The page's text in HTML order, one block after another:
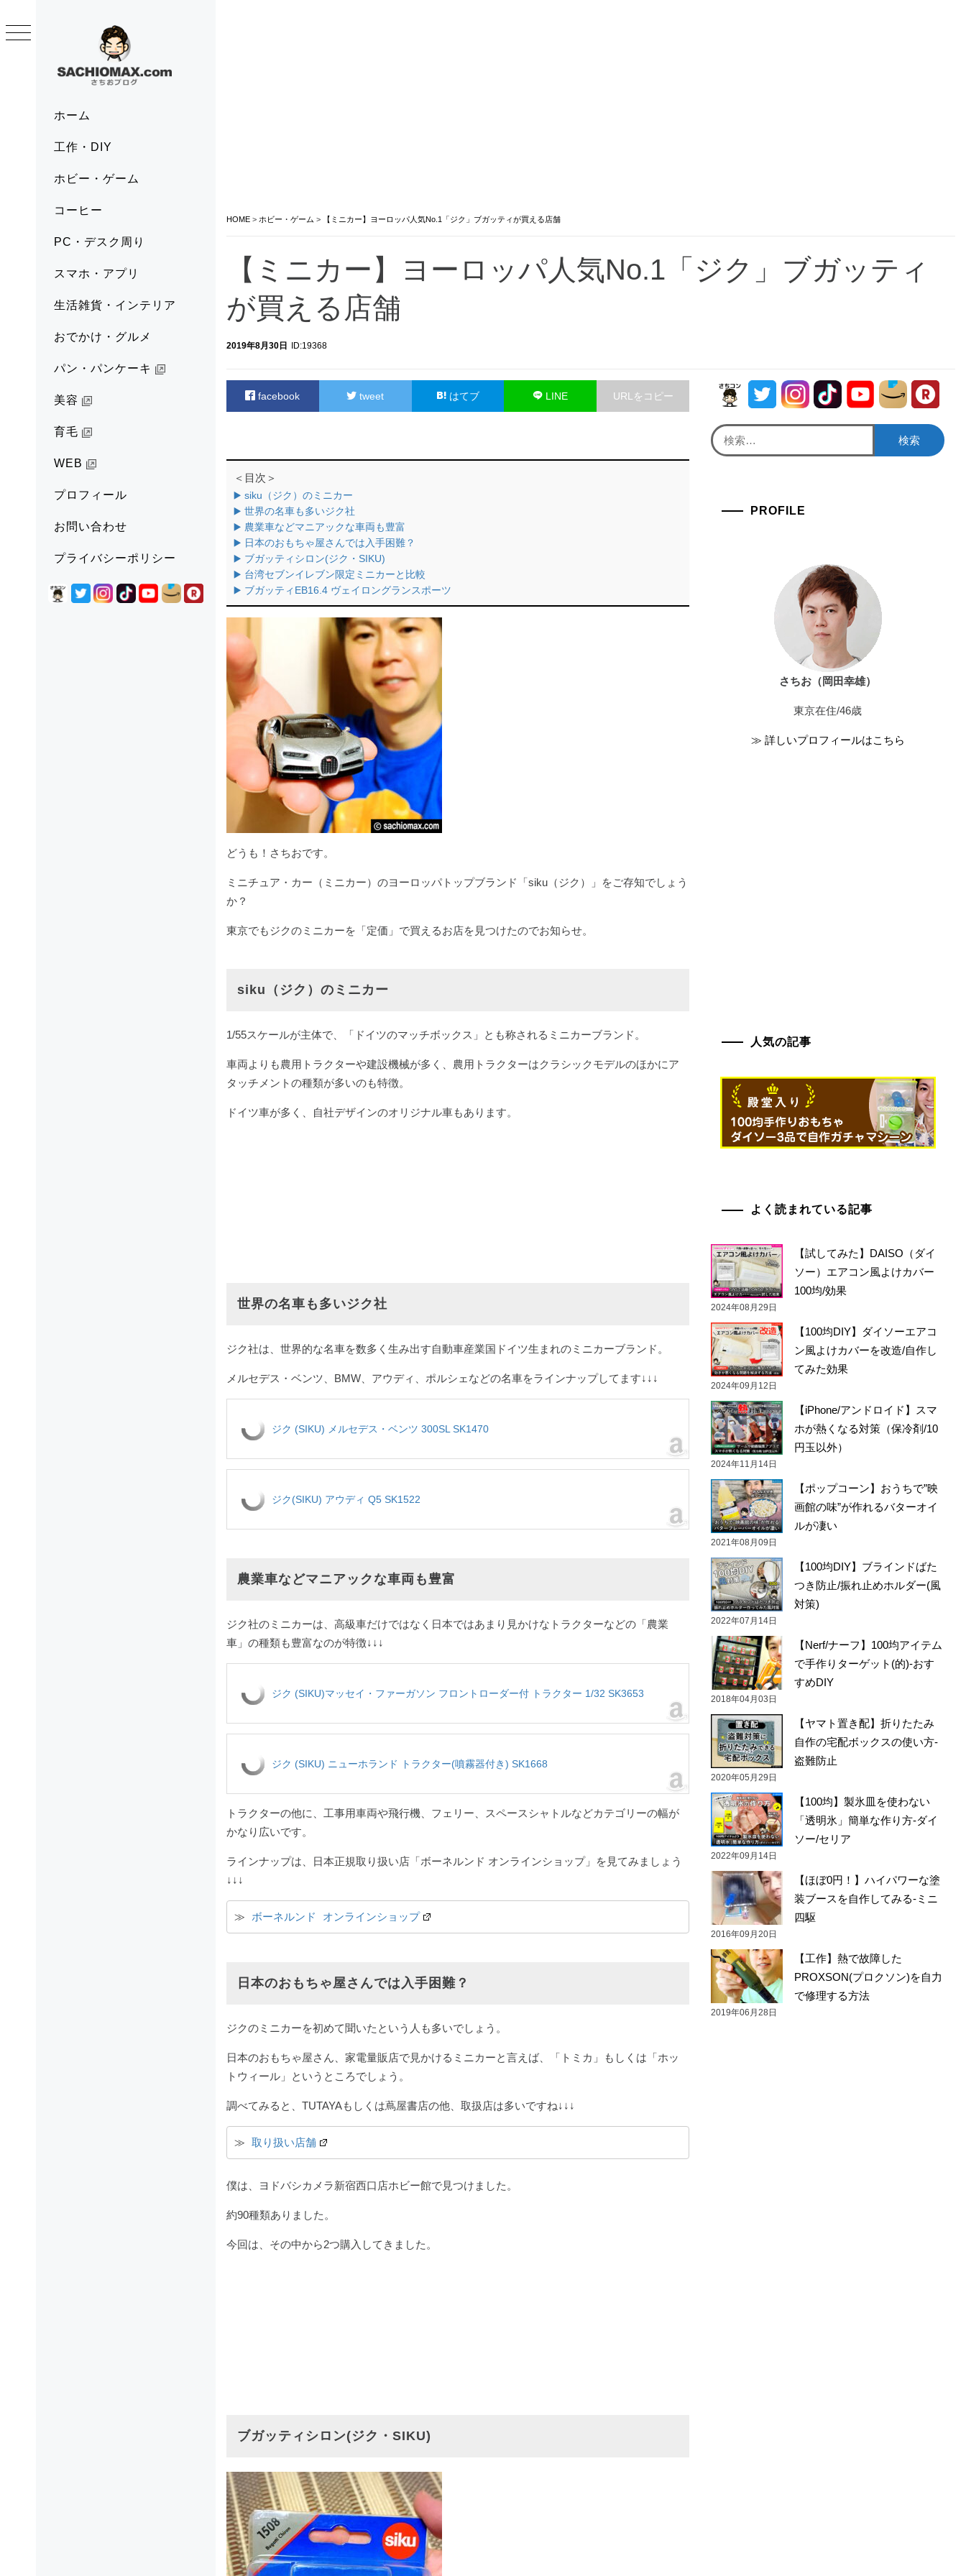
ホーム
工作・DIY
ホビー・ゲーム
コーヒー
PC・デスク周り
スマホ・アプリ
生活雑貨・インテリア
おでかけ・グルメ
パン・パンケーキ
美容
育毛
WEB
プロフィール
お問い合わせ
プライバシーポリシー
to
HOME > ホビー・ゲーム > 【ミニカー】ヨーロッパ人気No.1「ジク」ブガッティが買える店舗
【ミニカー】ヨーロッパ人気No.1「ジク」ブガッティ
が買える店舗
2019年8月30日 ID:19368
facebook tweet はてブ LINE URLをコピー
＜目次＞
▶️ siku（ジク）のミニカー
▶️ 世界の名車も多いジク社
▶️ 農業車などマニアックな車両も豊富
▶️ 日本のおもちゃ屋さんでは入手困難？
▶️ ブガッティシロン(ジク・SIKU)
▶️ 台湾セブンイレブン限定ミニカーと比較
▶️ ブガッティEB16.4 ヴェイロングランスポーツ
どうも！さちおです。
ミニチュア・カー（ミニカー）のヨーロッパトップブランド「siku（ジク）」をご存知でしょう
か？
東京でもジクのミニカーを「定価」で買えるお店を見つけたのでお知らせ。
siku（ジク）のミニカー
1/55スケールが主体で、「ドイツのマッチボックス」とも称されるミニカーブランド。
車両よりも農用トラクターや建設機械が多く、農用トラクターはクラシックモデルのほかにア
タッチメントの種類が多いのも特徴。
ドイツ車が多く、自社デザインのオリジナル車もあります。
世界の名車も多いジク社
ジク社は、世界的な名車を数多く生み出す自動車産業国ドイツ生まれのミニカーブランド。
メルセデス・ベンツ、BMW、アウディ、ポルシェなどの名車をラインナップしてます↓↓↓
ジク (SIKU) メルセデス・ベンツ 300SL SK1470
ジク(SIKU) アウディ Q5 SK1522
農業車などマニアックな車両も豊富
ジク社のミニカーは、高級車だけではなく日本ではあまり見かけなトラクターなどの「農業
車」の種類も豊富なのが特徴↓↓↓
ジク (SIKU)マッセイ・ファーガソン フロントローダー付 トラクター 1/32 SK3653
ジク (SIKU) ニューホランド トラクター(噴霧器付き) SK1668
トラクターの他に、工事用車両や飛行機、フェリー、スペースシャトルなどカテゴリーの幅が
かなり広いです。
ラインナップは、日本正規取り扱い店「ボーネルンド オンラインショップ」を見てみましょう
↓↓↓
≫ ボーネルンド オンラインショップ
日本のおもちゃ屋さんでは入手困難？
ジクのミニカーを初めて聞いたという人も多いでしょう。
日本のおもちゃ屋さん、家電量販店で見かけるミニカーと言えば、「トミカ」もしくは「ホッ
トウィール」というところでしょう。
調べてみると、TUTAYAもしくは蔦屋書店の他、取扱店は多いですね↓↓↓
≫ 取り扱い店舗
僕は、ヨドバシカメラ新宿西口店ホビー館で見つけました。
約90種類ありました。
今回は、その中から2つ購入してきました。
ブガッティシロン(ジク・SIKU)
検
索:
PROFILE
さちお（岡田幸雄）
東京在住/46歳
≫ 詳しいプロフィールはこちら
人気の記事
よく読まれている記事
【試してみた】DAISO（ダイ
ソー）エアコン風よけカバー
100均/効果
2024年08月29日
【100均DIY】ダイソーエアコ
ン風よけカバーを改造/自作し
てみた効果
2024年09月12日
【iPhone/アンドロイド】スマ
ホが熱くなる対策（保冷剤/10
円玉以外）
2024年11月14日
【ポップコーン】おうちで”映
画館の味”が作れるバターオイ
ルが凄い
2021年08月09日
【100均DIY】ブラインドばた
つき防止/振れ止めホルダー(風
対策)
2022年07月14日
【Nerf/ナーフ】100均アイテム
で手作りターゲット(的)-おす
すめDIY
2018年04月03日
【ヤマト置き配】折りたたみ
自作の宅配ボックスの使い方-
盗難防止
2020年05月29日
【100均】製氷皿を使わない
「透明氷」簡単な作り方-ダイ
ソー/セリア
2022年09月14日
【ほぼ0円！】ハイパワーな塗
装ブースを自作してみる-ミニ
四駆
2016年09月20日
【工作】熱で故障した
PROXSON(プロクソン)を自力
で修理する方法
2019年06月28日